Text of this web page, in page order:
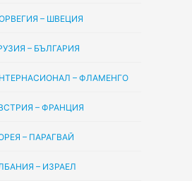
– ШВЕЦИЯ
– БЪЛГАРИЯ
– ФЛАМЕНГО
– ФРАНЦИЯ
– ПАРАГВАЙ
– ИЗРАЕЛ